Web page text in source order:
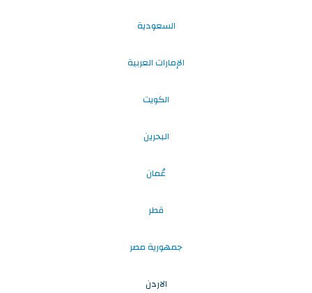
السعودية
الإمارات العربية
الكويت
البحرين
عُمان
قطر
جمهورية مصر
الاردن